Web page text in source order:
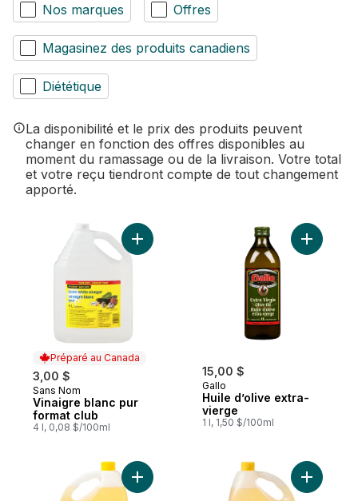
Nos marques Offres
Magasinez des produits canadiens
Diététique
La disponibilité et le prix des produits peuvent
changer en fonction des offres disponibles au
moment du ramassage ou de la livraison. Votre total
et votre reçu tiendront compte de tout changement
apporté.
Préparé au Canada
3,00 $
Préparé au Canada
Sans Nom
Vinaigre blanc pur
format club
4 l, 0,08 $/100ml
Ajouter Vinaigre blanc pur format club au
15,00 $
Gallo
Huile d’olive extra-
vierge
1 l, 1,50 $/100ml
Ajouter
Ajouter Huile de canola pure à 100 % au
Ajouter